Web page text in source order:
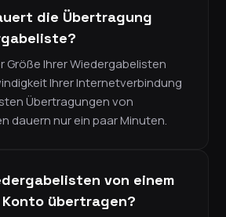
die Übertragung
Größe Ihrer Wiedergabelisten
Ihrer Internetverbindung
Übertragungen von
dauern nur ein paar Minuten.
von einem
übertragen?